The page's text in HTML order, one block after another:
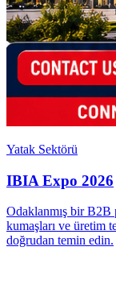
Yatak Sektörü
IBIA Expo 2026
Odaklanmış bir B2B
kumaşları ve üretim
doğrudan temin edin.